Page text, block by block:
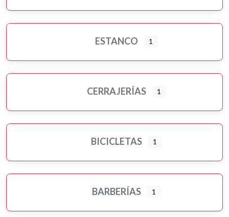
ESTANCO 1
CERRAJERÍAS 1
BICICLETAS 1
BARBERÍAS 1